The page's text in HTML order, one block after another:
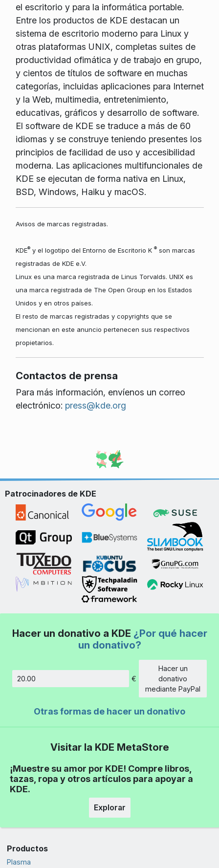
el escritorio y para la informática portable.
Entre los productos de KDE destacan un
sistema de escritorio moderno para Linux y
otras plataformas UNIX, completas suites de
productividad ofimática y de trabajo en grupo,
y cientos de títulos de software en muchas
categorías, incluidas aplicaciones para Internet
y la Web, multimedia, entretenimiento,
educativas, gráficos y desarrollo de software.
El software de KDE se traduce a más de 60
idiomas y se construye teniendo presentes los
principios de facilidad de uso y accesibilidad
moderna. Las aplicaciones multifuncionales de
KDE se ejecutan de forma nativa en Linux,
BSD, Windows, Haiku y macOS.
Avisos de marcas registradas.
KDE®y el logotipo del Entorno de Escritorio K ®son marcas
registradas de KDE e.V.
Linux es una marca registrada de Linus Torvalds. UNIX es
una marca registrada de The Open Group en los Estados
Unidos y en otros países.
El resto de marcas registradas y copyrights que se
mencionan en este anuncio pertenecen sus respectivos
propietarios.
Contactos de prensa
Para más información, envíenos un correo
electrónico: press@kde.org
Patrocinadores de KDE
Hacer un donativo a KDE ¿Por qué hacer
un donativo?
Cantidad
€
Hacer un
donativo
mediante PayPal
Otras formas de hacer un donativo
Visitar la KDE MetaStore
¡Muestre su amor por KDE! Compre libros,
tazas, ropa y otros artículos para apoyar a
KDE.
Explorar
Productos
Plasma